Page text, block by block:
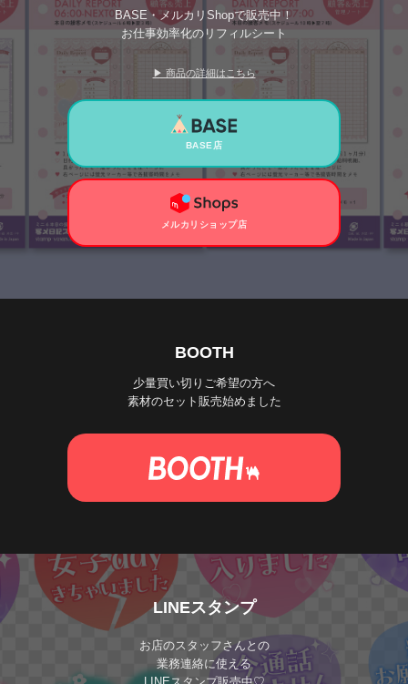
BASE・メルカリShopで販売中！
お仕事効率化のリフィルシート
▶ 商品の詳細はこちら
BASE店
メルカリショップ店
BOOTH
少量買い切りご希望の方へ
素材のセット販売始めました
LINEスタンプ
お店のスタッフさんとの
業務連絡に使える